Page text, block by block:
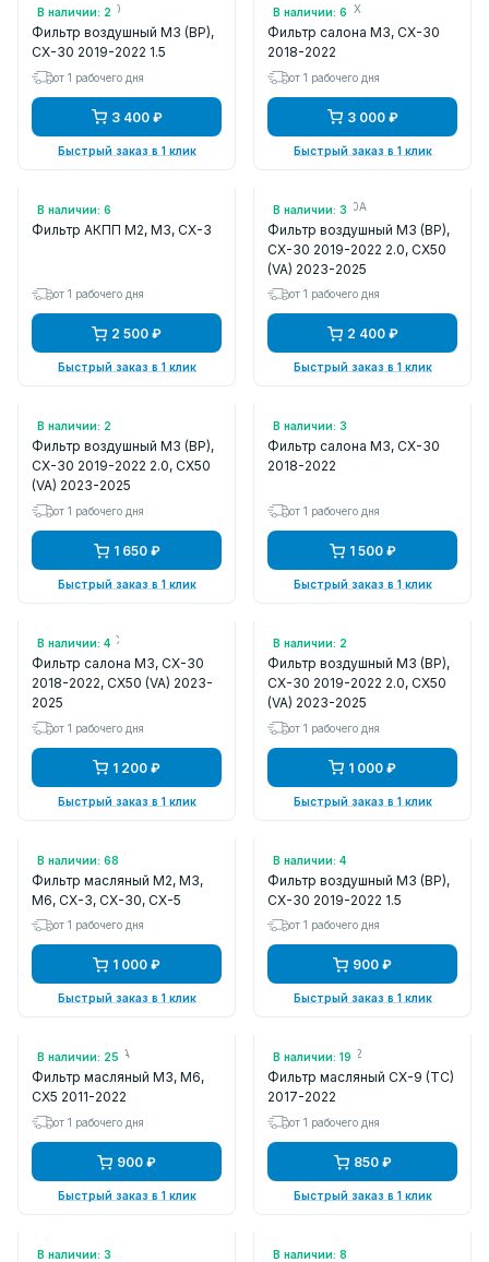
В наличии: 2
Арт.: S801133A0
Фильтр воздушный M3 (BP),
CX-30 2019-2022 1.5
от 1 рабочего дня
3 400 ₽
Быстрый заказ в 1 клик
В наличии: 6
Арт.: BDGF61J6X
Фильтр салона M3, CX-30
2018-2022
от 1 рабочего дня
3 000 ₽
Быстрый заказ в 1 клик
В наличии: 6
Арт.: FZ1121500
Фильтр АКПП M2, M3, CX-3
от 1 рабочего дня
2 500 ₽
Быстрый заказ в 1 клик
В наличии: 3
Арт.: PAH9133A0A
Фильтр воздушный M3 (BP),
CX-30 2019-2022 2.0, CX50
(VA) 2023-2025
от 1 рабочего дня
2 400 ₽
Быстрый заказ в 1 клик
В наличии: 2
Арт.: 1000409
Фильтр воздушный M3 (BP),
CX-30 2019-2022 2.0, CX50
(VA) 2023-2025
от 1 рабочего дня
1 650 ₽
Быстрый заказ в 1 клик
В наличии: 3
Арт.: AC25408
Фильтр салона M3, CX-30
2018-2022
от 1 рабочего дня
1 500 ₽
Быстрый заказ в 1 клик
В наличии: 4
Арт.: LAC1980C
Фильтр салона M3, CX-30
2018-2022, CX50 (VA) 2023-
2025
от 1 рабочего дня
1 200 ₽
Быстрый заказ в 1 клик
В наличии: 2
Арт.: PF1757
Фильтр воздушный M3 (BP),
CX-30 2019-2022 2.0, CX50
(VA) 2023-2025
от 1 рабочего дня
1 000 ₽
Быстрый заказ в 1 клик
В наличии: 68
Арт.: PE0114302B
Фильтр масляный M2, M3,
M6, CX-3, CX-30, CX-5
от 1 рабочего дня
1 000 ₽
Быстрый заказ в 1 клик
В наличии: 4
Арт.: PF1827
Фильтр воздушный M3 (BP),
CX-30 2019-2022 1.5
от 1 рабочего дня
900 ₽
Быстрый заказ в 1 клик
В наличии: 25
Арт.: SH0114302A
Фильтр масляный M3, M6,
CX5 2011-2022
от 1 рабочего дня
900 ₽
Быстрый заказ в 1 клик
В наличии: 19
Арт.: PY8W14302
Фильтр масляный CX-9 (TC)
2017-2022
от 1 рабочего дня
850 ₽
Быстрый заказ в 1 клик
В наличии: 3
Арт.: K1316 В наличии: 8
Арт.: C901